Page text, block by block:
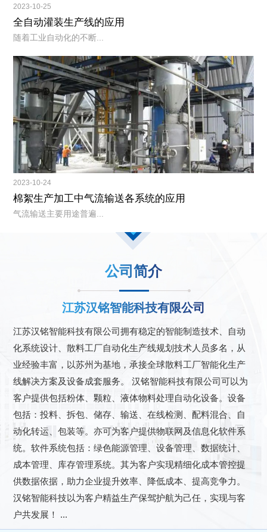
2023-10-25
全自动灌装生产线的应用
随着工业自动化的不断...
2023-10-24
棉絮生产加工中气流输送各系统的应用
气流输送主要用途普遍...
公司简介
江苏汉铭智能科技有限公司
江苏汉铭智能科技有限公司拥有稳定的智能制造技术、自动
化系统设计、散料工厂自动化生产线规划技术人员多名，从
业经验丰富，以苏州为基地，承接全球散料工厂智能化生产
线解决方案及设备成套服务。 汉铭智能科技有限公司可以为
客户提供包括粉体、颗粒、液体物料处理自动化设备。设备
包括：投料、拆包、储存、输送、在线检测、配料混合、自
动化转运、包装等。亦可为客户提供物联网及信息化软件系
统。软件系统包括：绿色能源管理、设备管理、数据统计、
成本管理、库存管理系统。其为客户实现精细化成本管控提
供数据依据，助力企业提升效率、降低成本、提高竞争力。
汉铭智能科技以为客户精益生产保驾护航为己任，实现与客
户共发展！ ...